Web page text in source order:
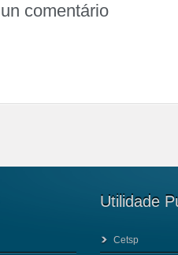
comentário
Utilidade
Cetsp